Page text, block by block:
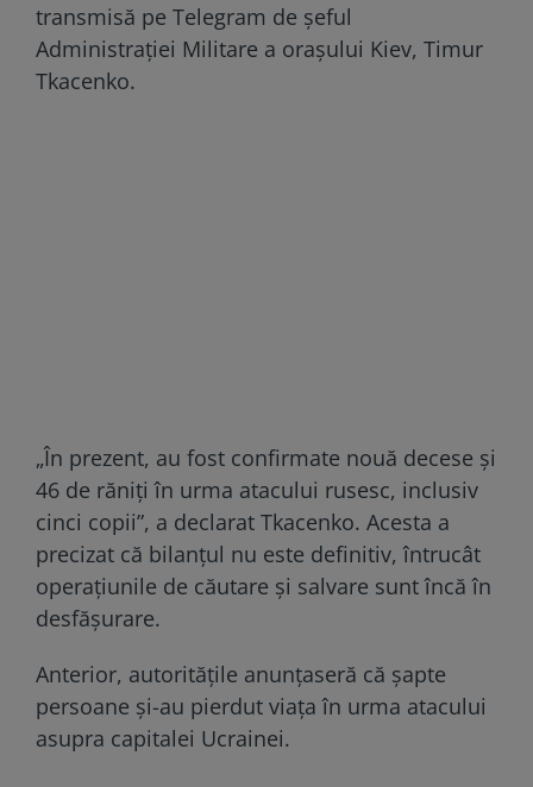
transmisă pe Telegram de șeful
Administrației Militare a orașului Kiev, Timur
Tkacenko.
„În prezent, au fost confirmate nouă decese și
46 de răniți în urma atacului rusesc, inclusiv
cinci copii”, a declarat Tkacenko. Acesta a
precizat că bilanțul nu este definitiv, întrucât
operațiunile de căutare și salvare sunt încă în
desfășurare.
Anterior, autoritățile anunțaseră că șapte
persoane și-au pierdut viața în urma atacului
asupra capitalei Ucrainei.